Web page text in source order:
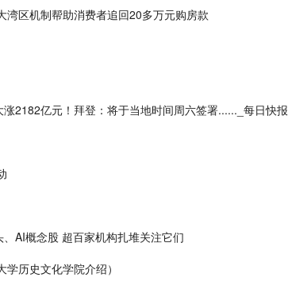
区机制帮助消费者追回20多万元购房款
2182亿元！拜登：将于当地时间周六签署......_每日快报
AI概念股 超百家机构扎堆关注它们
历史文化学院介绍）